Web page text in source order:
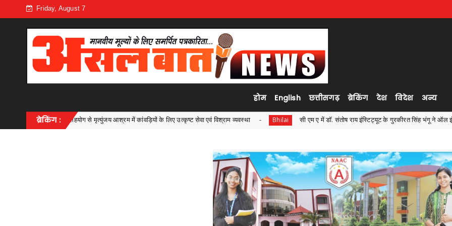
Friday, August 7
होम English छत्तीसगढ़ ब्रेकिंग देश विदेश अन्य
ब्रेकिंग :
में कांवड़ियों के लिए उत्कृष्ट सेवा एवं विश्राम व्यवस्था Bhilai सी एम ए में डॉ. संतोष राय इंस्टिट्यूट के गुरकीरत सिंह भंगू ने ऑल इंडिया रैंक 04 एवं नवनिधि कोर ने ऑल इंडिया